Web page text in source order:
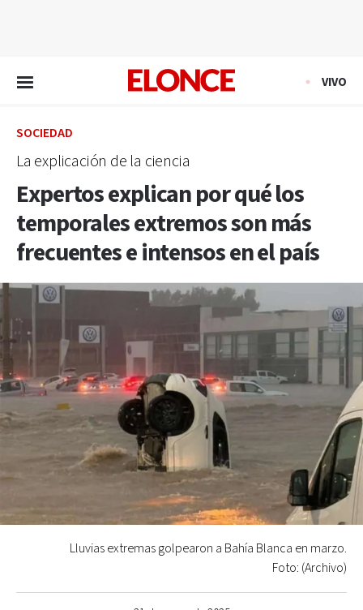
VIVO
SOCIEDAD
La explicación de la ciencia
Expertos explican por qué los
temporales extremos son más
frecuentes e intensos en el país
Lluvias extremas golpearon a Bahía Blanca en marzo.
Foto: (Archivo)